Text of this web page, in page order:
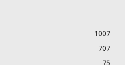
1007
707
75